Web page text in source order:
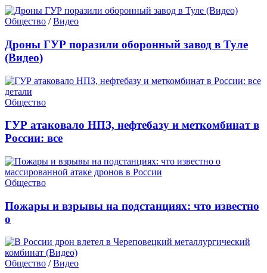
Общество /Видео
Дроны ГУР поразили оборонный завод в Туле
(Видео)
Общество
ГУР атаковало НПЗ, нефтебазу и меткомбинат в
России: все
Общество
Пожары и взрывы на подстанциях: что известно
о
Общество /Видео